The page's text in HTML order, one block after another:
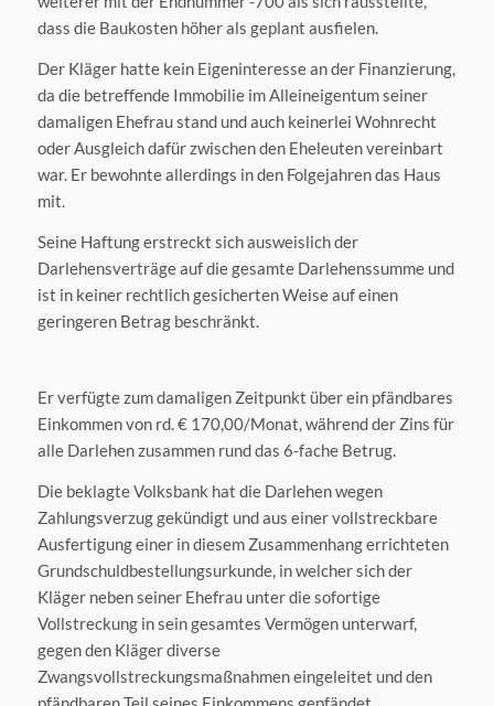
dass die Baukosten höher als geplant ausfielen.
Der Kläger hatte kein Eigeninteresse an der Finanzierung,
da die betreffende Immobilie im Alleineigentum seiner
damaligen Ehefrau stand und auch keinerlei Wohnrecht
oder Ausgleich dafür zwischen den Eheleuten vereinbart
war. Er bewohnte allerdings in den Folgejahren das Haus
mit.
Seine Haftung erstreckt sich ausweislich der
Darlehensverträge auf die gesamte Darlehenssumme und
ist in keiner rechtlich gesicherten Weise auf einen
geringeren Betrag beschränkt.
Er verfügte zum damaligen Zeitpunkt über ein pfändbares
Einkommen von rd. € 170,00/Monat, während der Zins für
alle Darlehen zusammen rund das 6-fache Betrug.
Die beklagte Volksbank hat die Darlehen wegen
Zahlungsverzug gekündigt und aus einer vollstreckbare
Ausfertigung einer in diesem Zusammenhang errichteten
Grundschuldbestellungsurkunde, in welcher sich der
Kläger neben seiner Ehefrau unter die sofortige
Vollstreckung in sein gesamtes Vermögen unterwarf,
gegen den Kläger diverse
Zwangsvollstreckungsmaßnahmen eingeleitet und den